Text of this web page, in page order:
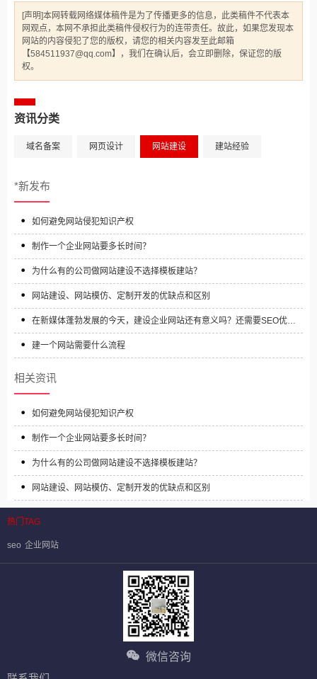
[声明]本网转载网络媒体稿件是为了传播更多的信息，此类稿件不代表本
网观点，本网不承担此类稿件侵权行为的连带责任。故此，如果您发现本
网站的内容侵犯了您的版权，请您的相关内容发至此邮箱
【584511937@qq.com】，我们在确认后，会立即删除，保证您的版
权。
资讯分类
域名备案 网页设计 网站建设 建站经验
*新发布
如何避免网站侵犯知识产权
制作一个企业网站要多长时间？
为什么有的公司做网站建设不选择模板建站？
网站建设、网站模仿、定制开发的优缺点和区别
在新媒体蓬勃发展的今天，建设企业网站还有意义吗？还需要SEO优化
建一个网站需要什么流程
相关资讯
如何避免网站侵犯知识产权
制作一个企业网站要多长时间？
为什么有的公司做网站建设不选择模板建站？
网站建设、网站模仿、定制开发的优缺点和区别
热门TAG
seo 企业网站
微信咨询